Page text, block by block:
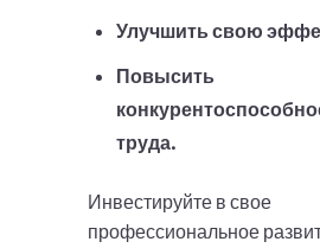
Улучшить свою
Повысить
труда.
Инвестируйте в свое
профессиональное